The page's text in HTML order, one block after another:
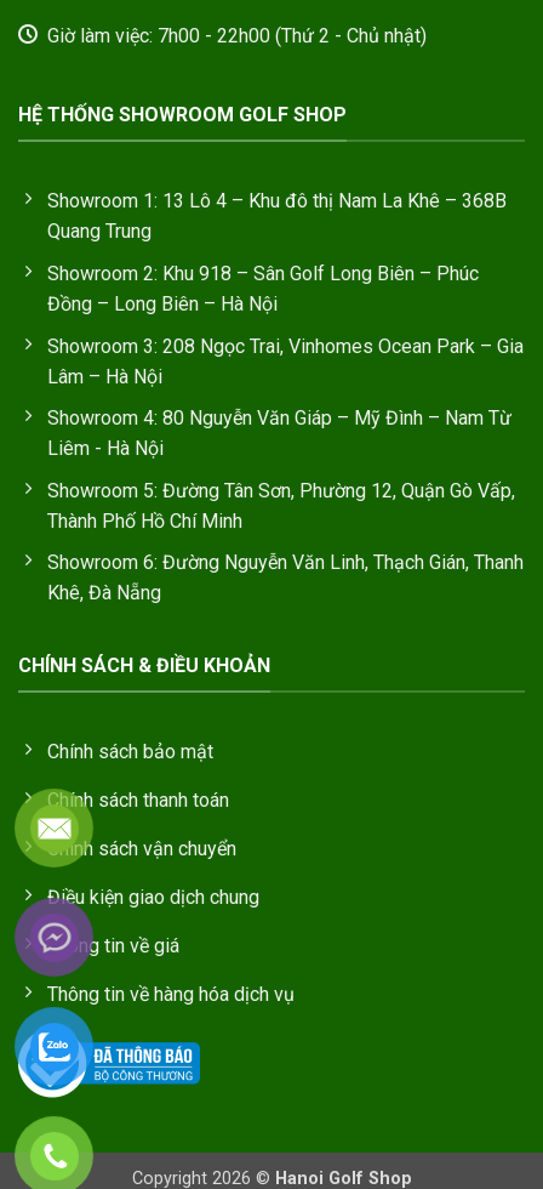
Giờ làm việc: 7h00 - 22h00 (Thứ 2 - Chủ nhật)
HỆ THỐNG SHOWROOM GOLF SHOP
Showroom 1: 13 Lô 4 – Khu đô thị Nam La Khê – 368B
Quang Trung
Showroom 2: Khu 918 – Sân Golf Long Biên – Phúc
Đồng – Long Biên – Hà Nội
Showroom 3: 208 Ngọc Trai, Vinhomes Ocean Park – Gia
Lâm – Hà Nội
Showroom 4: 80 Nguyễn Văn Giáp – Mỹ Đình – Nam Từ
Liêm - Hà Nội
Showroom 5: Đường Tân Sơn, Phường 12, Quận Gò Vấp,
Thành Phố Hồ Chí Minh
Showroom 6: Đường Nguyễn Văn Linh, Thạch Gián, Thanh
Khê, Đà Nẵng
CHÍNH SÁCH & ĐIỀU KHOẢN
Chính sách bảo mật
Chính sách thanh toán
Chính sách vận chuyển
Điều kiện giao dịch chung
Thông tin về giá
Thông tin về hàng hóa dịch vụ
Copyright 2026 © Hanoi Golf Shop